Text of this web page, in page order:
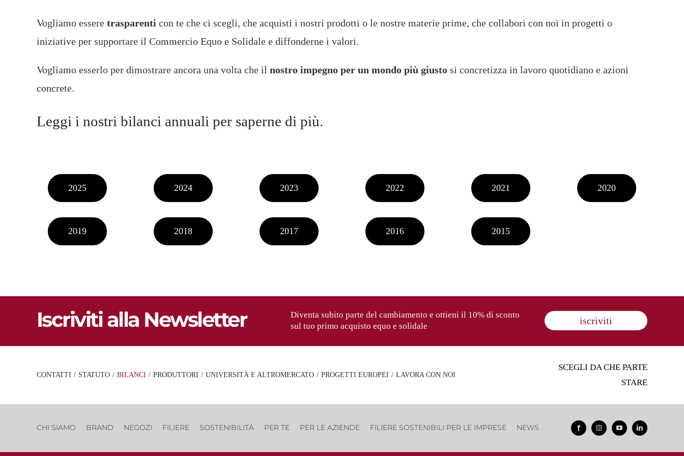
FILIERE PER LE
IMPRESE
NEWS
Vogliamo essere trasparenti con te che ci scegli, che acquisti i nostri prodotti o le nostre materie prime, che collabori con noi in progetti o
iniziative per supportare il Commercio Equo e Solidale e diffonderne i valori.
Vogliamo esserlo per dimostrare ancora una volta che il nostro impegno per un mondo più giustosi concretizza in lavoro quotidiano e azioni
concrete.
Leggi i nostri bilanci annuali per saperne di più.
2025 2024 2023 2022 2021 2020
2019 2018 2017 2016 2015
Iscriviti alla Newsletter
Diventa subito parte del cambiamento e ottieni il 10% di sconto
sul tuo primo acquisto equo e solidale
iscriviti
CONTATTI STATUTO BILANCI PRODUTTORI UNIVERSITÀ E ALTROMERCATO PROGETTI EUROPEI LAVORA CON NOI
SCEGLI DA CHE PARTE
STARE
CHI SIAMO BRAND NEGOZI FILIERE SOSTENIBILITÀ PER TE PER LE AZIENDE FILIERE SOSTENIBILI PER LE IMPRESE NEWS